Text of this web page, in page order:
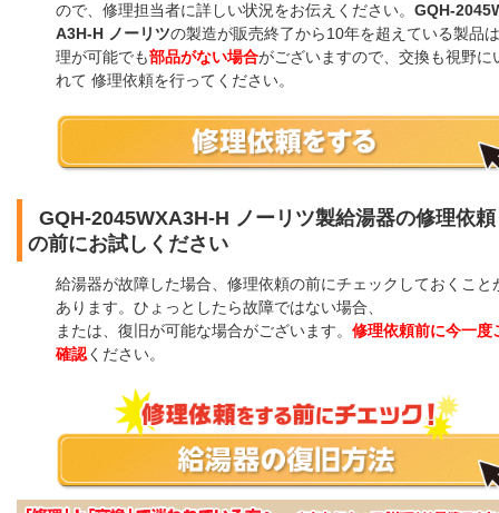
ので、修理担当者に詳しい状況をお伝えください。 GQH-
A3H-H ノーリツの製造が販売終了から10年を超えている製品
理が可能でも部品がない場合がございますので、交換も視野に
れて 修理依頼を行ってください。
GQH-2045WXA3H-H ノーリツ製給湯器の修理依頼
の前にお試しください
給湯器が故障した場合、修理依頼の前にチェックしておくこと
あります。ひょっとしたら故障ではない場合、
または、復旧が可能な場合がございます。 修理依頼前に今一度
確認ください。